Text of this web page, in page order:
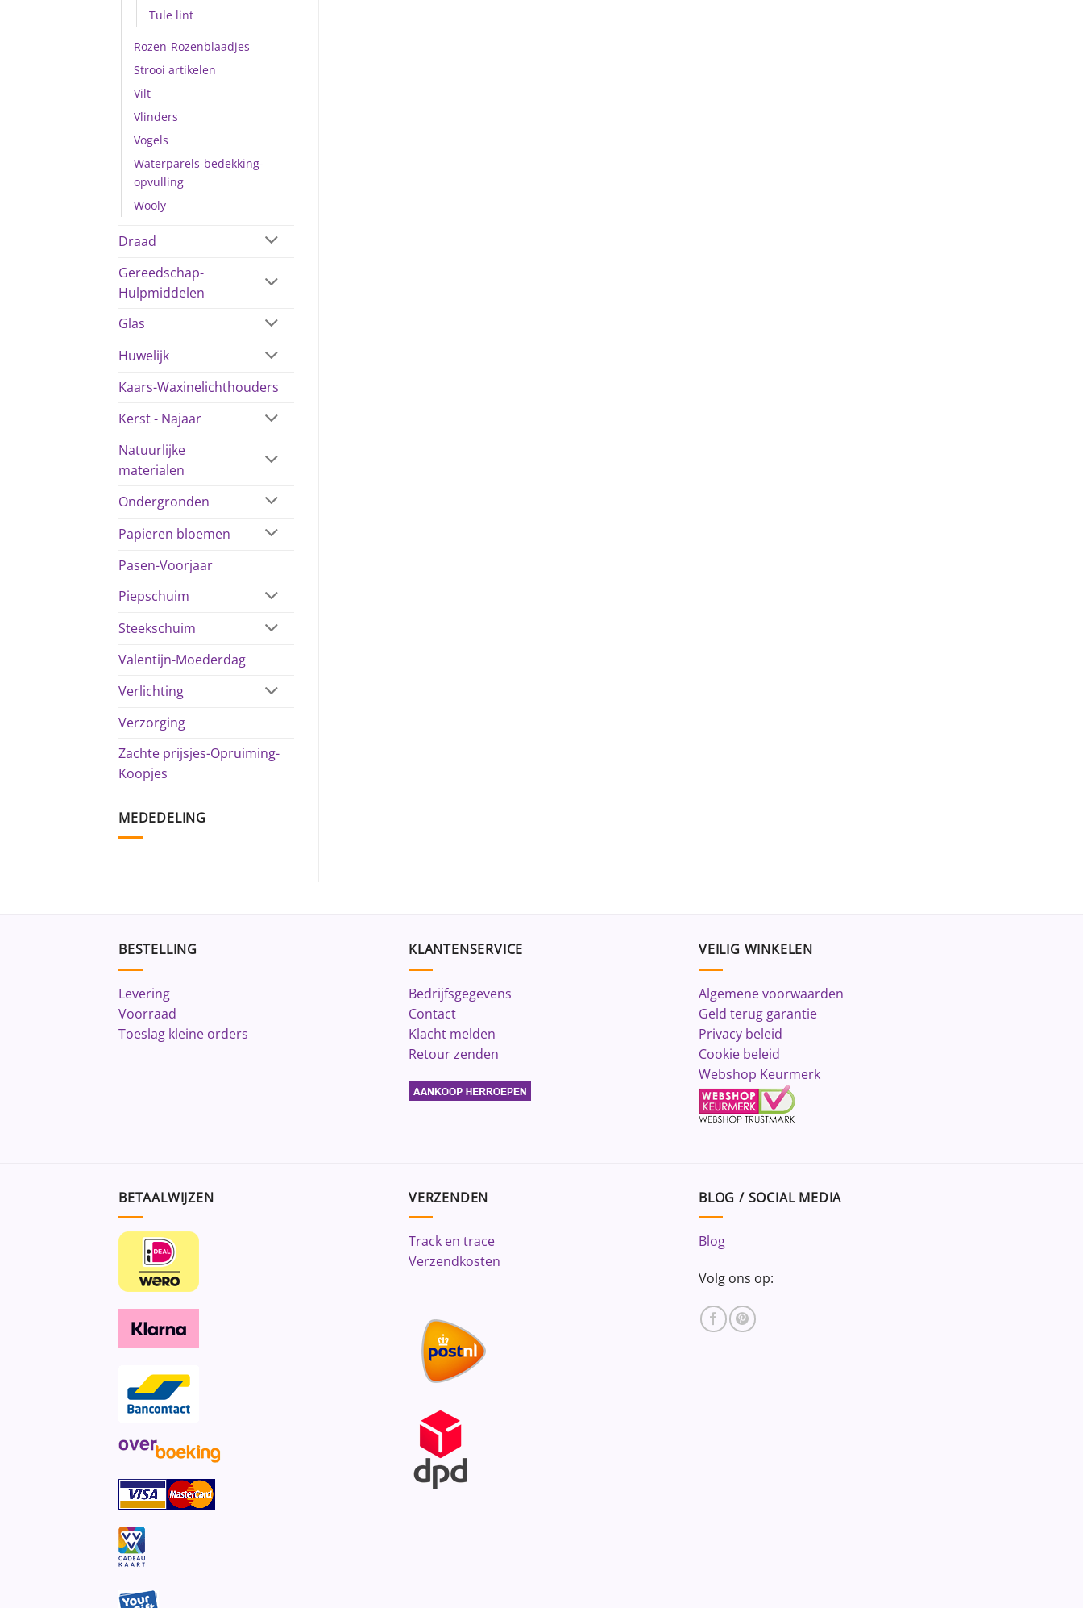
Tule lint
Rozen-Rozenblaadjes
Strooi artikelen
Vilt
Vlinders
Vogels
Waterparels-bedekking-
opvulling
Wooly
Draad
Gereedschap-
Hulpmiddelen
Glas
Huwelijk
Kaars-Waxinelichthouders
Kerst - Najaar
Natuurlijke
materialen
Ondergronden
Papieren bloemen
Pasen-Voorjaar
Piepschuim
Steekschuim
Valentijn-Moederdag
Verlichting
Verzorging
Zachte prijsjes-Opruiming-
Koopjes
MEDEDELING
BESTELLING
Levering
Voorraad
Toeslag kleine orders
KLANTENSERVICE
Bedrijfsgegevens
Contact
Klacht melden
Retour zenden
VEILIG WINKELEN
Algemene voorwaarden
Geld terug garantie
Privacy beleid
Cookie beleid
Webshop Keurmerk
BETAALWIJZEN VERZENDEN
Track en trace
Verzendkosten
BLOG / SOCIAL MEDIA
Blog
Volg ons op: